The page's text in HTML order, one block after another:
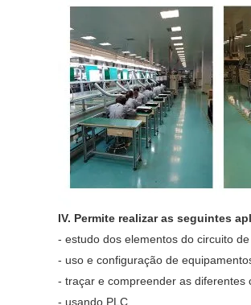
IV. Permite realizar as seguintes
- estudo dos elementos do circuito
- uso e configuração de
- traçar e compreender as
- usando PLC